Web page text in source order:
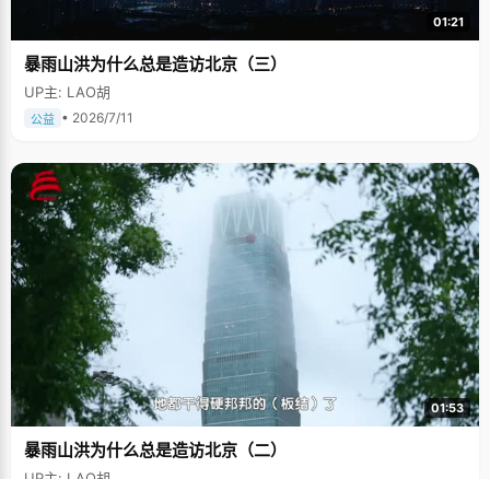
01:21
暴雨山洪为什么总是造访北京（三）
UP主: LAO胡
公益 • 2026/7/11
01:53
暴雨山洪为什么总是造访北京（二）